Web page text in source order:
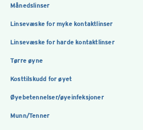
Månedslinser
Linsevæske for myke kontaktlinser
Linsevæske for harde kontaktlinser
Tørre øyne
Kosttilskudd for øyet
Øyebetennelser/øyeinfeksjoner
Munn/Tenner